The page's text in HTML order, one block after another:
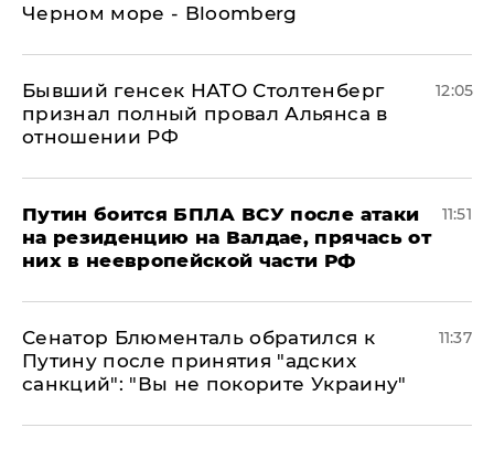
Черном море - Bloomberg
Бывший генсек НАТО Столтенберг
признал полный провал Альянса в
отношении РФ
12:05
Путин боится БПЛА ВСУ после атаки
на резиденцию на Валдае, прячась от
них в неевропейской части РФ
11:51
Сенатор Блюменталь обратился к
Путину после принятия "адских
санкций": "Вы не покорите Украину"
11:37